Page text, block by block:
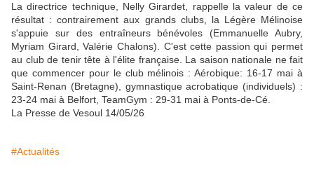
La directrice technique, Nelly Girardet, rappelle la valeur de ce
résultat : contrairement aux grands clubs, la Légère Méli­noise
s'appuie sur des entraî­neurs bénévoles (Emmanuelle Aubry,
Myriam Girard, Valérie Chalons). C'est cette passion qui permet
au club de tenir tête à l'élite française. La saison nationale ne fait
que commencer pour le club mélinois : Aéro­bique: 16-17 mai à
Saint-Renan (Bretagne), gymnastique acroba­tique (individuels) :
23-24 mai à Belfort, TeamGym : 29-31 mai à Ponts-de-Cé.
La Presse de Vesoul 14/05/26
#Actualités